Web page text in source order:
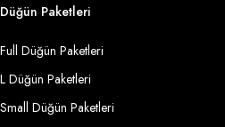
Düğün Paketleri
Full Düğün Paketleri
L Düğün Paketleri
Small Düğün Paketleri